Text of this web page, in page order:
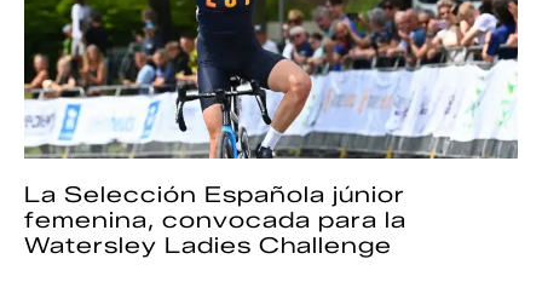
La Selección Española júnior
femenina, convocada para la
Watersley Ladies Challenge